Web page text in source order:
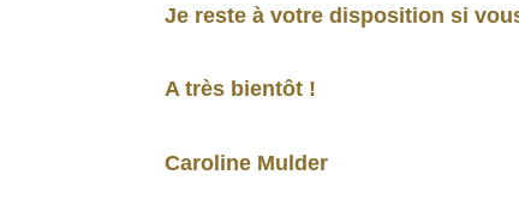
Je reste à votre disposition si
A très bientôt !
Caroline Mulder